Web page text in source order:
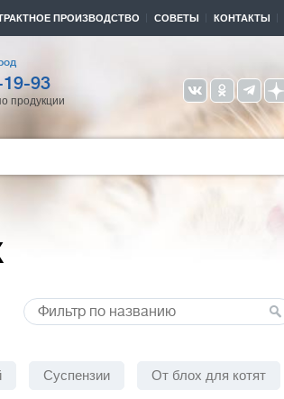
ПРОИЗВОДСТВО СОВЕТЫ КОНТАКТЫ
93
продукции
Суспензии От блох для котят